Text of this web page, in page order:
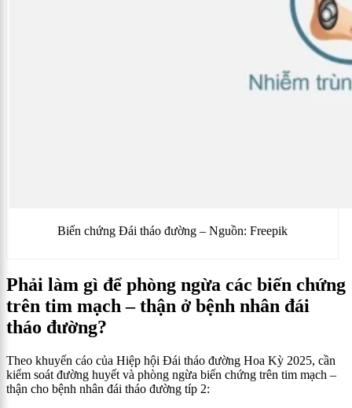
Biến chứng Đái tháo đường – Nguồn: Freepik
Phải làm gì để phòng ngừa các biến chứng
trên tim mạch – thận ở bệnh nhân đái
tháo đường?
Theo khuyến cáo của Hiệp hội Đái tháo đường Hoa Kỳ 2025, cần
kiểm soát đường huyết và phòng ngừa biến chứng trên tim mạch –
thận cho bệnh nhân đái tháo đường típ 2: